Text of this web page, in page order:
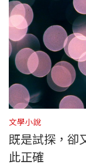
文學小說
既是試探，卻
此正確